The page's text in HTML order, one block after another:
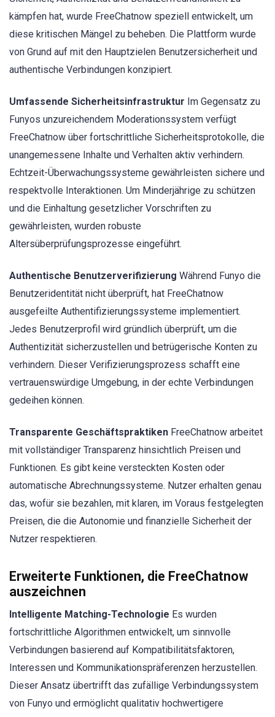
kämpfen hat, wurde FreeChatnow speziell entwickelt, um
diese kritischen Mängel zu beheben. Die Plattform wurde
von Grund auf mit den Hauptzielen Benutzersicherheit und
authentische Verbindungen konzipiert.
Umfassende Sicherheitsinfrastruktur Im Gegensatz zu
Funyos unzureichendem Moderationssystem verfügt
FreeChatnow über fortschrittliche Sicherheitsprotokolle, die
unangemessene Inhalte und Verhalten aktiv verhindern.
Echtzeit-Überwachungssysteme gewährleisten sichere und
respektvolle Interaktionen. Um Minderjährige zu schützen
und die Einhaltung gesetzlicher Vorschriften zu
gewährleisten, wurden robuste
Altersüberprüfungsprozesse eingeführt.
Authentische Benutzerverifizierung Während Funyo die
Benutzeridentität nicht überprüft, hat FreeChatnow
ausgefeilte Authentifizierungssysteme implementiert.
Jedes Benutzerprofil wird gründlich überprüft, um die
Authentizität sicherzustellen und betrügerische Konten zu
verhindern. Dieser Verifizierungsprozess schafft eine
vertrauenswürdige Umgebung, in der echte Verbindungen
gedeihen können.
Transparente Geschäftspraktiken FreeChatnow arbeitet
mit vollständiger Transparenz hinsichtlich Preisen und
Funktionen. Es gibt keine versteckten Kosten oder
automatische Abrechnungssysteme. Nutzer erhalten genau
das, wofür sie bezahlen, mit klaren, im Voraus festgelegten
Preisen, die die Autonomie und finanzielle Sicherheit der
Nutzer respektieren.
Erweiterte Funktionen, die FreeChatnow
auszeichnen
Intelligente Matching-Technologie Es wurden
fortschrittliche Algorithmen entwickelt, um sinnvolle
Verbindungen basierend auf Kompatibilitätsfaktoren,
Interessen und Kommunikationspräferenzen herzustellen.
Dieser Ansatz übertrifft das zufällige Verbindungssystem
von Funyo und ermöglicht qualitativ hochwertigere